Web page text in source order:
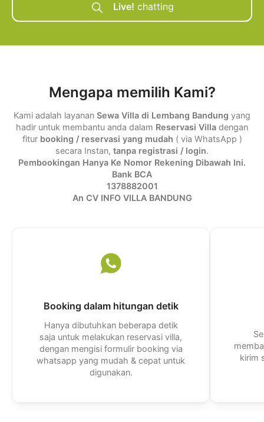
Live! chatting
Mengapa memilih Kami?
Kami adalah layanan Sewa Villa di Lembang Bandung yang
hadir untuk membantu anda dalam Reservasi Villa dengan
fitur booking / reservasi yang mudah ( via WhatsApp )
secara Instan, tanpa registrasi / login.
Pembookingan Hanya Ke Nomor Rekening Dibawah Ini.
Bank BCA
1378882001
An CV INFO VILLA BANDUNG
Booking dalam hitungan detik
Hanya dibutuhkan beberapa detik
saja untuk melakukan reservasi villa,
dengan mengisi formulir booking via
whatsapp yang mudah & cepat untuk
digunakan.
kirim